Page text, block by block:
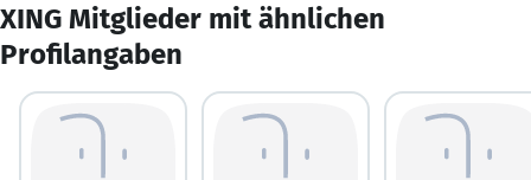
XING Mitglieder mit ähnlichen
Profilangaben